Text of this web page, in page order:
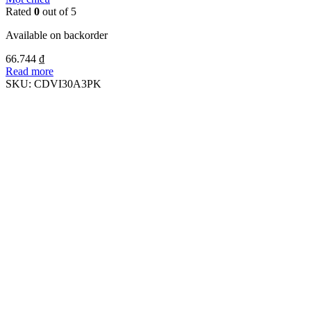
Rated 0 out of 5
Available on backorder
66.744 ₫
Read more
SKU: CDVI30A3PK